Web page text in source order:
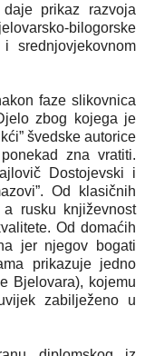
prikaz razvoja
bilogorske
srednjovjekovnom
faze slikovnica
zbog kojega je
švedske autorice
zna vratiti.
Dostojevski i
Od klasičnih
rusku književnost
Od domaćih
jer njegov bogati
prikazuje jedno
Bjelovara), kojemu
zabilježeno u